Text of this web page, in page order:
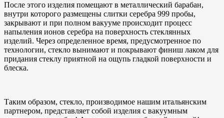
После этого изделия помещают в металлический барабан,
внутри которого размещены слитки серебра 999 пробы,
закрывают и при полном вакууме происходит процесс
напыления ионов серебра на поверхность стеклянных
изделий. Через определенное время, предусмотренное по
технологии, стекло вынимают и покрывают финиш лаком для
придания стеклу приятной на ощупь гладкой поверхности и
блеска.
Таким образом, стекло, производимое нашим итальянским
партнером, представляет собой изделия с вакуумным